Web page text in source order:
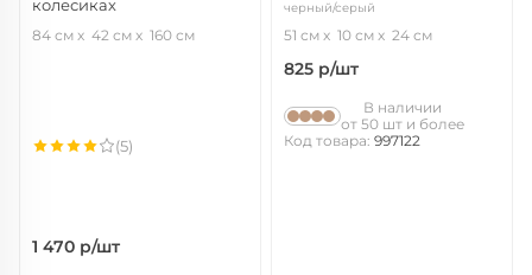
колесиках
84 см 42 см 160 см
1 470 р/шт
(5)
черный/серый
51 см 10 см 24 см
825 р/шт
В наличии
от 50 шт и более
Код товара: 997122